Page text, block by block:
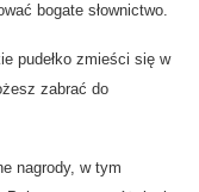
bogate słownictwo.
pudełko zmieści się w
zabrać do
nagrody, w tym